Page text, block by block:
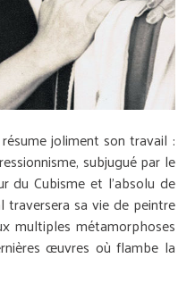
joliment son travail :
subjugué par le
du Cubisme et l’absolu de
traversera sa vie de peintre
multiples métamorphoses
œuvres où flambe la